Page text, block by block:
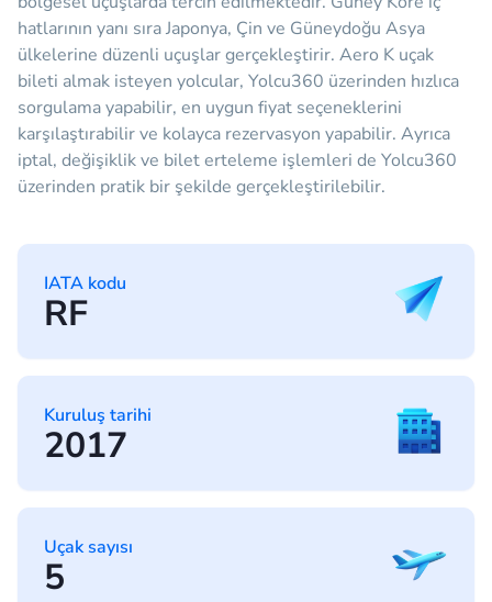
hatlarının yanı sıra Japonya, Çin ve Güneydoğu Asya
ülkelerine düzenli uçuşlar gerçekleştirir. Aero K uçak
bileti almak isteyen yolcular, Yolcu360 üzerinden hızlıca
sorgulama yapabilir, en uygun fiyat seçeneklerini
karşılaştırabilir ve kolayca rezervasyon yapabilir. Ayrıca
iptal, değişiklik ve bilet erteleme işlemleri de Yolcu360
üzerinden pratik bir şekilde gerçekleştirilebilir.
IATA kodu
RF
Kuruluş tarihi
2017
Uçak sayısı
5